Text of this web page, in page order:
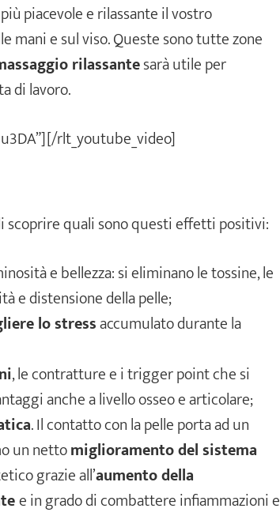
piacevole e rilassante il vostro
mani e sul viso. Queste sono tutte zone
rilassantesarà utile per
di lavoro.
rlt_youtube_video]
scoprire quali sono questi effetti positivi:
e bellezza: si eliminano le tossine, le
e distensione della pelle;
lo stressaccumulato durante la
, le contratture e i trigger point che si
anche a livello osseo e articolare;
. Il contatto con la pelle porta ad un
un nettomiglioramento del sistema
grazie all’aumento della
e in grado di combattere infiammazioni e